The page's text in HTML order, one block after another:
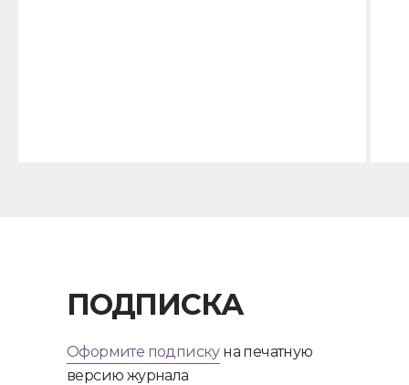
Оформите подпискуна печатную
версию журнала
ПОДПИСКА